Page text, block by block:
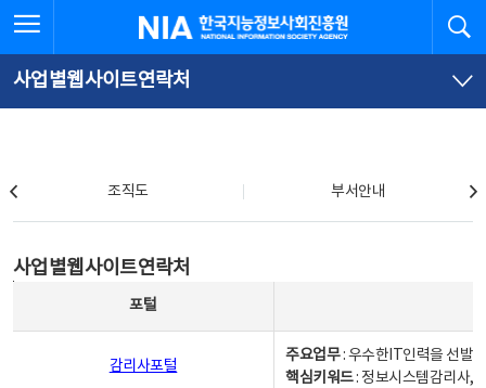
문
로
가
체
뉴
바
가
한국지능정보사회진흥원
사업별웹사이트연락처
조직도 부서안내
사업별웹사이트연락처
포털
감리사포털
주요업무: 우수한IT인력을 선발
핵심키워드: 정보시스템감리사,